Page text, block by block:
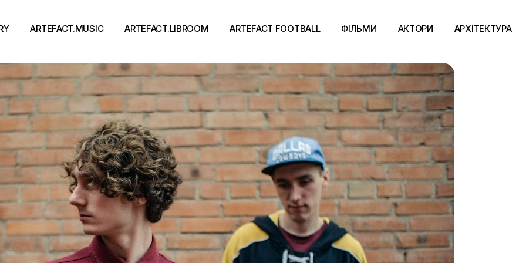
ARTEFACT.MUSIC
Концерти
ARTEFACT.LIBROOM
Письменники
Події
ARTEFACT FOOTBALL ФІЛЬМИ АКТОРИ АРХІТЕКТУРА